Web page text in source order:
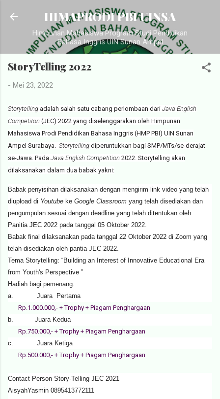
Langsung ke konten utama
HIMAPRODI PBI UINSA
Himpunan Mahasiswa Program Studi Pendidikan
Bahasa Inggris UIN Sunan Ampel
StoryTelling 2022
- Mei 23, 2022
Storytelling adalah salah satu cabang perlombaan dari Java English
Competiton (JEC) 2022 yang diselenggarakan oleh Himpunan
Mahasiswa Prodi Pendidikan Bahasa Inggris (HMP PBI) UIN Sunan
Ampel Surabaya. Storytelling diperuntukkan bagi SMP/MTs/se-derajat
se-Jawa. Pada Java English Competition 2022. Storytelling akan
dilaksanakan dalam dua babak yakni:
Babak penyisihan dilaksanakan dengan mengirim link video yang telah
diupload di Youtube ke Google Classroom yang telah disediakan dan
pengumpulan sesuai dengan deadline yang telah ditentukan oleh
Panitia JEC 2022 pada tanggal 05 Oktober 2022.
Babak final dilaksanakan pada tanggal 22 Oktober 2022 di Zoom yang
telah disediakan oleh pantia JEC 2022.
Tema Storytelling: “Building an Interest of Innovative Educational Era
from Youth's Perspective ”
Hadiah bagi pemenang:
a. Juara Pertama
Rp.1.000.000,- + Trophy + Piagam Penghargaan
b. Juara Kedua
Rp.750.000,- + Trophy + Piagam Penghargaan
c. Juara Ketiga
Rp.500.000,- + Trophy + Piagam Penghargaan
Contact Person Story-Telling JEC 2021
AisyahYasmin 0895413772111